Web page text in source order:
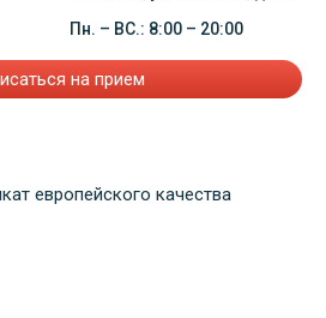
Пн. – ВС.: 8:00 – 20:00
на прием
европейского качества